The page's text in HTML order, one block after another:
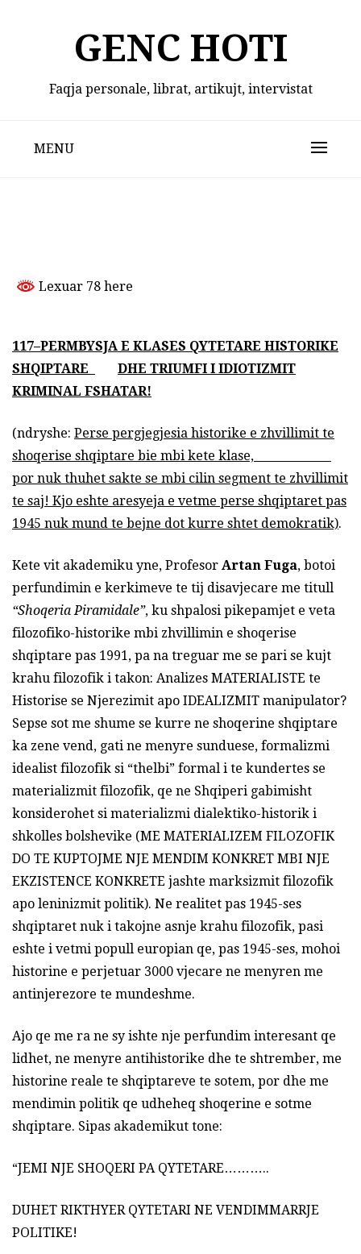
GENC HOTI
Faqja personale, librat, artikujt, intervistat
MENU
Lexuar 78 here
117–PERMBYSJA E KLASES QYTETARE HISTORIKE
SHQIPTARE
DHE TRIUMFI I IDIOTIZMIT
KRIMINAL FSHATAR!
(ndryshe: Perse pergjegjesia historike e zhvillimit te
shoqerise shqiptare bie mbi kete klase,
por nuk thuhet sakte se mbi cilin segment te zhvillimit
te saj! Kjo eshte aresyeja e vetme perse shqiptaret pas
1945 nuk mund te bejne dot kurre shtet demokratik).
Kete vit akademiku yne, Profesor Artan Fuga, botoi
perfundimin e kerkimeve te tij disavjecare me titull
“Shoqeria Piramidale”, ku shpalosi pikepamjet e veta
filozofiko-historike mbi zhvillimin e shoqerise
shqiptare pas 1991, pa na treguar me se pari se kujt
krahu filozofik i takon: Analizes MATERIALISTE te
Historise se Njerezimit apo IDEALIZMIT manipulator?
Sepse sot me shume se kurre ne shoqerine shqiptare
ka zene vend, gati ne menyre sunduese, formalizmi
idealist filozofik si “thelbi” formal i te kundertes se
materializmit filozofik, qe ne Shqiperi gabimisht
konsiderohet si materializmi dialektiko-historik i
shkolles bolshevike (ME MATERIALIZEM FILOZOFIK
DO TE KUPTOJME NJE MENDIM KONKRET MBI NJE
EKZISTENCE KONKRETE jashte marksizmit filozofik
apo leninizmit politik). Ne realitet pas 1945-ses
shqiptaret nuk i takojne asnje krahu filozofik, pasi
eshte i vetmi popull europian qe, pas 1945-ses, mohoi
historine e perjetuar 3000 vjecare ne menyren me
antinjerezore te mundeshme.
Ajo qe me ra ne sy ishte nje perfundim interesant qe
lidhet, ne menyre antihistorike dhe te shtrember, me
historine reale te shqiptareve te sotem, por dhe me
mendimin politik qe udheheq shoqerine e sotme
shqiptare. Sipas akademikut tone:
“JEMI NJE SHOQERI PA QYTETARE………..
DUHET RIKTHYER QYTETARI NE VENDIMMARRJE
POLITIKE!